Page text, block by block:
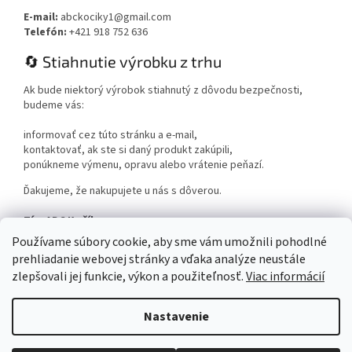
Používame súbory cookie, aby sme vám umožnili pohodlné
prehliadanie webovej stránky a vďaka analýze neustále
zlepšovali jej funkcie, výkon a použiteľnosť.Viac informácií
Nastavenie
E-mail: abckociky1@gmail.com
Telefón: +421 918 752 636
🔄 Stiahnutie výrobku z trhu
Ak bude niektorý výrobok stiahnutý z dôvodu bezpečnosti,
budeme vás:
informovať cez túto stránku a e-mail,
kontaktovať, ak ste si daný produkt zakúpili,
ponúkneme výmenu, opravu alebo vrátenie peňazí.
Ďakujeme, že nakupujete u nás s dôverou.
Tím ABC Kočíky
www.abckociky.sk
Vytvoril Shoptet